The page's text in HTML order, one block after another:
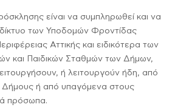
είναι να συμπληρωθεί και να
δίκτυο των Υποδομών Φροντίδας
Αττικής και ειδικότερα των
και Παιδικών Σταθμών των Δήμων,
ή λειτουργούν ήδη, από
Δήμους ή από υπαγόμενα στους
πρόσωπα.